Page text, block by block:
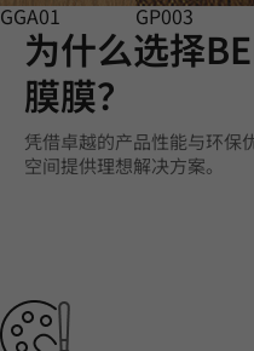
GGA01 GP003
为什么选择
膜膜？
凭借卓越的产品性能与环保
空间提供理想解决方案。